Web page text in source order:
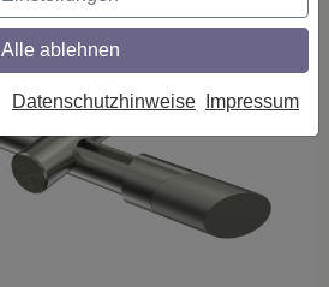
Alle ablehnen
Datenschutzhinweise Impressum